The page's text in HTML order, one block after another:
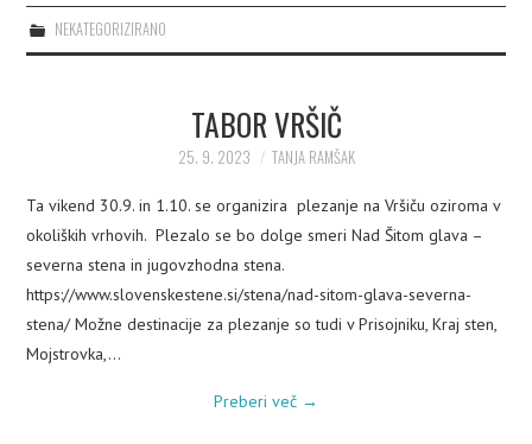
NEKATEGORIZIRANO
TABOR VRŠIČ
25. 9. 2023 TANJA RAMŠAK
Ta vikend 30.9. in 1.10. se organizira plezanje na Vršiču oziroma v
okoliških vrhovih. Plezalo se bo dolge smeri Nad Šitom glava –
severna stena in jugovzhodna stena.
https://www.slovenskestene.si/stena/nad-sitom-glava-severna-
stena/ Možne destinacije za plezanje so tudi v Prisojniku, Kraj sten,
Mojstrovka,…
Preberi več →